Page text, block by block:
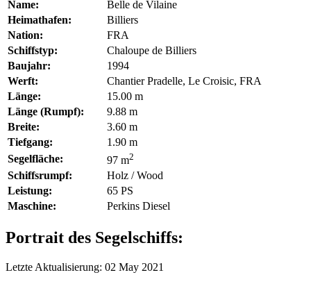
Name:
Belle de Vilaine
Heimathafen:
Billiers
Nation:
FRA
Schiffstyp:
Chaloupe de Billiers
Baujahr:
1994
Werft:
Chantier Pradelle, Le Croisic, FRA
Länge:
15.00 m
Länge (Rumpf):
9.88 m
Breite:
3.60 m
Tiefgang:
1.90 m
Segelfläche:
97 m2
Schiffsrumpf:
Holz / Wood
Leistung:
65 PS
Maschine:
Perkins Diesel
Portrait des Segelschiffs:
Letzte Aktualisierung: 02 May 2021